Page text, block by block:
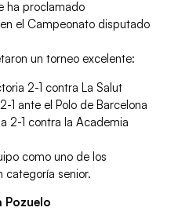
ha proclamado
en el Campeonato disputado
un torneo excelente:
2-1 contra La Salut
1 ante el Polo de Barcelona
2-1 contra la Academia
como uno de los
categoría senior.
Pozuelo